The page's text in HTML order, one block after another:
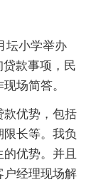
坛小学举办
款事项，民
场简答。
款优势，包括
长等。我负
优势。并且
户经理现场解